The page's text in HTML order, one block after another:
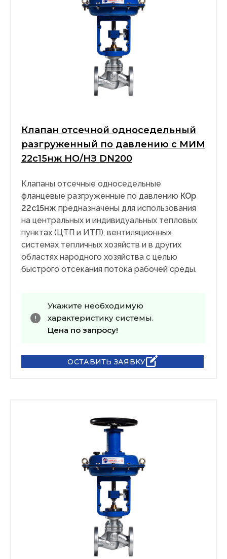
Клапан отсечной односедельный
разгруженный по давлению с МИМ
22с15нж НО/НЗ DN200
Клапаны отсечные односедельные
фланцевые разгруженные по давлению КОр
22с15нж предназначены для использования
на центральных и индивидуальных тепловых
пунктах (ЦТП и ИТП), вентиляционных
системах тепличных хозяйств и в других
областях народного хозяйства с целью
быстрого отсекания потока рабочей среды.
Укажите необходимую
характеристику системы.
Цена по запросу!
ОСТАВИТЬ ЗАЯВКУ